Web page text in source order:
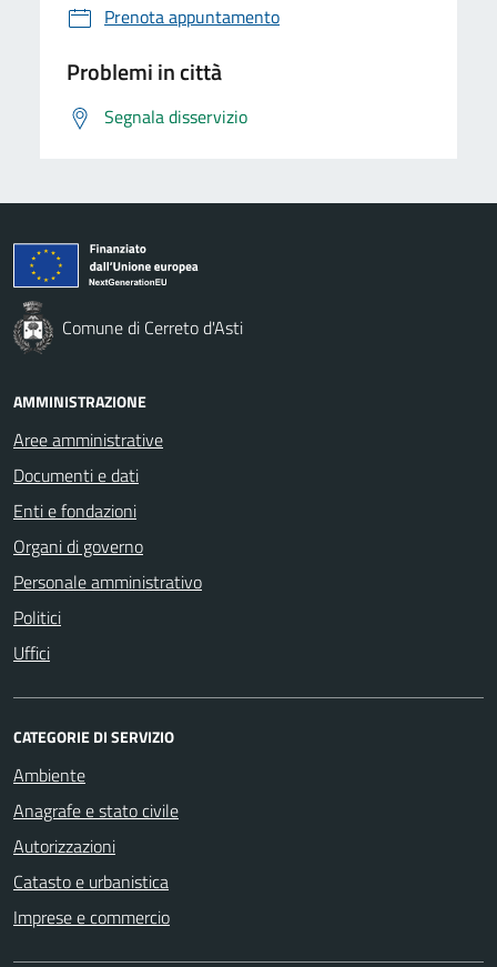
Prenota appuntamento
Problemi in città
Segnala disservizio
Comune di Cerreto d'Asti
AMMINISTRAZIONE
Aree amministrative
Documenti e dati
Enti e fondazioni
Organi di governo
Personale amministrativo
Politici
Uffici
CATEGORIE DI SERVIZIO
Ambiente
Anagrafe e stato civile
Autorizzazioni
Catasto e urbanistica
Imprese e commercio